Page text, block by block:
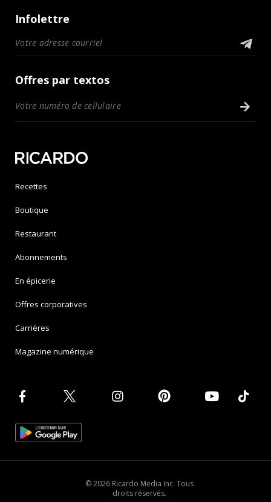
Infolettre
Offres par textos
Recettes
Boutique
Restaurant
Abonnements
En épicerie
Offres corporatives
Carrières
Magazine numérique
© 2026 Ricardo Media Inc. Tous
droits réservés.